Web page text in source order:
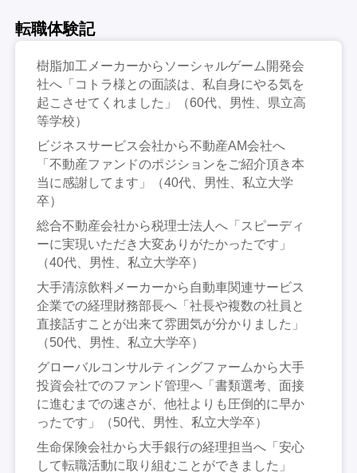
転職体験記
樹脂加工メーカーからソーシャルゲーム開発会
社へ「コトラ様との面談は、私自身にやる気を
起こさせてくれました」（60代、男性、県立高
等学校）
ビジネスサービス会社から不動産AM会社へ
「不動産ファンドのポジションをご紹介頂き本
当に感謝してます」（40代、男性、私立大学
卒）
総合不動産会社から税理士法人へ「スピーディ
ーに実現いただき大変ありがたかったです」
（40代、男性、私立大学卒）
大手清涼飲料メーカーから自動車関連サービス
企業での経理財務部長へ「社長や複数の社員と
直接話すことが出来て雰囲気が分かりました」
（50代、男性、私立大学卒）
グローバルコンサルティングファームから大手
投資会社でのファンド管理へ「書類選考、面接
に進むまでの速さが、他社よりも圧倒的に早か
ったです」（50代、男性、私立大学卒）
生命保険会社から大手銀行の経理担当へ「安心
して転職活動に取り組むことができました」